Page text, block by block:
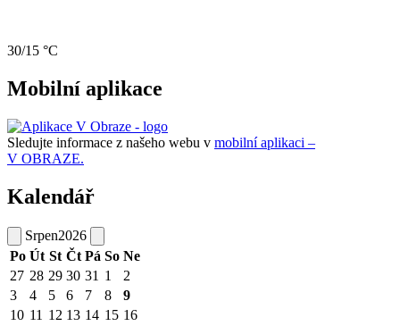
30/15 °C
Mobilní aplikace
Sledujte informace z našeho webu v mobilní aplikaci –
V OBRAZE.
Kalendář
Srpen2026
Po Út St Čt Pá So Ne
27 28 29 30 31 1
2
3
4 5 6 7 8
9
10 11 12 13 14 15 16